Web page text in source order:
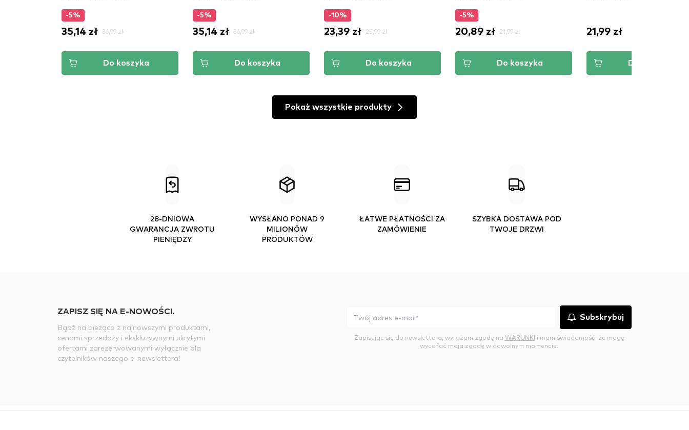
-5%
35,14 zł 36,99 zł
Do koszyka
-5%
35,14 zł 36,99 zł
Do koszyka
-10%
23,39 zł 25,99 zł
Do koszyka
-5%
20,89 zł 21,99 zł
Do koszyka
21,99 zł
Do koszyka
Pokaż wszystkie produkty
28-DNIOWA
GWARANCJA ZWROTU
PIENIĘDZY
WYSŁANO PONAD 9
MILIONÓW
PRODUKTÓW
ŁATWE PŁATNOŚCI ZA
ZAMÓWIENIE
SZYBKA DOSTAWA POD
TWOJE DRZWI
ZAPISZ SIĘ NA E-NOWOŚCI.
Bądź na bieżąco z najnowszymi produktami,
cenami sprzedaży i ekskluzywnymi ukrytymi
ofertami zarezerwowanymi wyłącznie dla
czytelników naszego e-newslettera!
Subskrybuj
Zapisując się do newslettera, wyrażam zgodę na WARUNKI i mam świadomość, że mogę
wycofać moja zgodę w dowolnym momencie.